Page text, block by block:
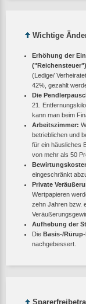
Wichtige
Erhöhung der
("Reichensteuer")
(Ledige/
42%, gezahlt
Die
21.
kann man beim
Arbeitszimmer:
betrieblichen und
für ein häusliches
von mehr als 50
eingeschränkt
Private
Wertpapieren
zehn Jahren bzw.
Aufhebung der
Die Basis-/
nachgebessert.